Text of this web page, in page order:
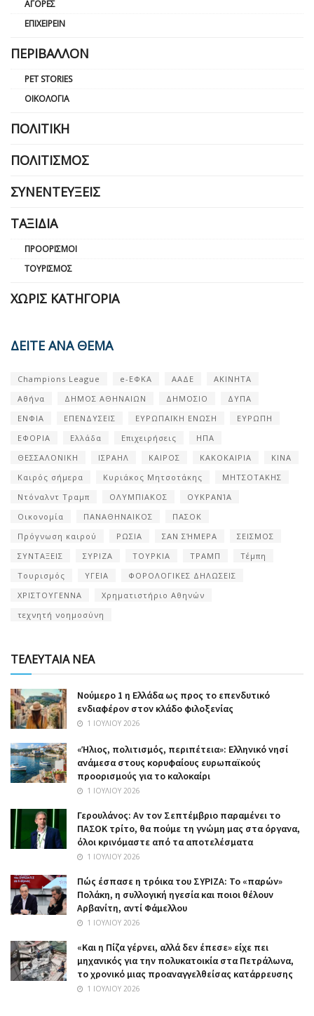
ΑΓΟΡΈΣ
ΕΠΙΧΕΙΡΕΊΝ
ΠΕΡΙΒΆΛΛΟΝ
PET STORIES
ΟΙΚΟΛΟΓΊΑ
ΠΟΛΙΤΙΚΉ
ΠΟΛΙΤΙΣΜΌΣ
ΣΥΝΕΝΤΕΎΞΕΙΣ
ΤΑΞΊΔΙΑ
ΠΡΟΟΡΙΣΜΟΊ
ΤΟΥΡΙΣΜΌΣ
ΧΩΡΊΣ ΚΑΤΗΓΟΡΊΑ
ΔΕΙΤΕ ΑΝΑ ΘΕΜΑ
Champions League e-ΕΦΚΑ ΑΑΔΕ
ΑΚΙΝΗΤΑ
Αθήνα
ΔΗΜΟΣ ΑΘΗΝΑΙΩΝ ΔΗΜΟΣΙΟ
ΔΥΠΑ
ΕΝΦΙΑ
ΕΠΕΝΔΥΣΕΙΣ ΕΥΡΩΠΑΪΚΗ ΕΝΩΣΗ
ΕΥΡΩΠΗ
ΕΦΟΡΙΑ
Ελλάδα Επιχειρήσεις
ΗΠΑ
ΘΕΣΣΑΛΟΝΙΚΗ
ΙΣΡΑΗΛ ΚΑΙΡΟΣ ΚΑΚΟΚΑΙΡΙΑ
ΚΙΝΑ
Καιρός σήμερα
Κυριάκος Μητσοτάκης
ΜΗΤΣΟΤΑΚΗΣ
Ντόναλντ Τραμπ
ΟΛΥΜΠΙΑΚΟΣ
ΟΥΚΡΑΝΊΑ
Οικονομία
ΠΑΝΑΘΗΝΑΙΚΟΣ
ΠΑΣΟΚ
Πρόγνωση καιρού
ΡΩΣΙΑ ΣΑΝ ΣΉΜΕΡΑ
ΣΕΙΣΜΟΣ
ΣΥΝΤΑΞΕΙΣ
ΣΥΡΙΖΑ ΤΟΥΡΚΙΑ ΤΡΑΜΠ
Τέμπη
Τουρισμός
ΥΓΕΙΑ
ΦΟΡΟΛΟΓΙΚΕΣ ΔΗΛΩΣΕΙΣ
ΧΡΙΣΤΟΥΓΕΝΝΑ
Χρηματιστήριο Αθηνών
τεχνητή νοημοσύνη
ΤΕΛΕΥΤΑΙΑ ΝΕΑ
Nούμερο 1 η Ελλάδα ως προς το επενδυτικό
ενδιαφέρον στον κλάδο φιλοξενίας
1 ΙΟΥΛΊΟΥ 2026
«Ήλιος, πολιτισμός, περιπέτεια»: Ελληνικό νησί
ανάμεσα στους κορυφαίους ευρωπαϊκούς
προορισμούς για το καλοκαίρι
1 ΙΟΥΛΊΟΥ 2026
Γερουλάνος: Αν τον Σεπτέμβριο παραμένει το
ΠΑΣΟΚ τρίτο, θα πούμε τη γνώμη μας στα όργανα,
όλοι κρινόμαστε από τα αποτελέσματα
1 ΙΟΥΛΊΟΥ 2026
Πώς έσπασε η τρόικα του ΣΥΡΙΖΑ: Το «παρών»
Πολάκη, η συλλογική ηγεσία και ποιοι θέλουν
Αρβανίτη, αντί Φάμελλου
1 ΙΟΥΛΊΟΥ 2026
«Και η Πίζα γέρνει, αλλά δεν έπεσε» είχε πει
μηχανικός για την πολυκατοικία στα Πετράλωνα,
το χρονικό μιας προαναγγελθείσας κατάρρευσης
1 ΙΟΥΛΊΟΥ 2026